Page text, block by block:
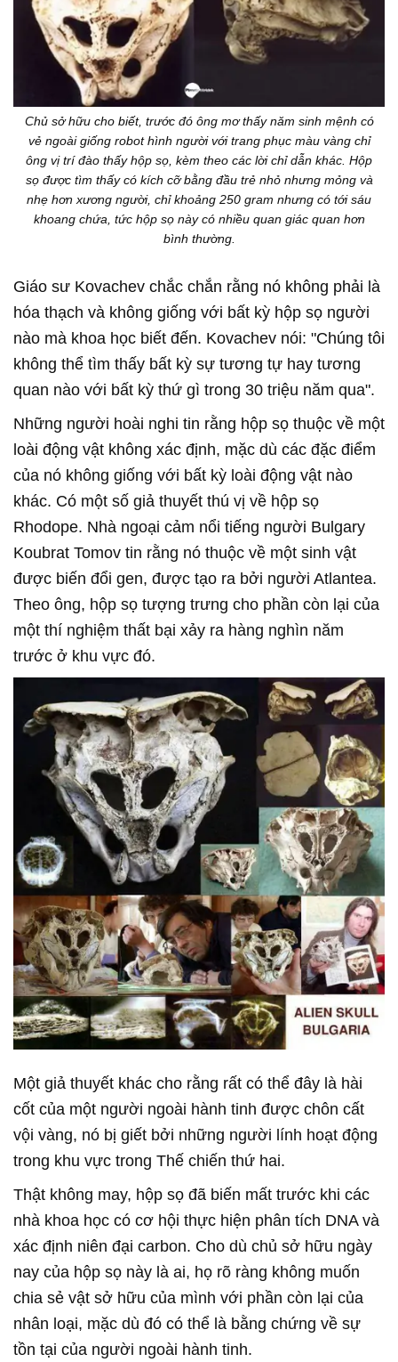
Chủ sở hữu cho biết, trước đó ông mơ thấy năm sinh mệnh có
vẻ ngoài giống robot hình người với trang phục màu vàng chỉ
ông vị trí đào thấy hộp sọ, kèm theo các lời chỉ dẫn khác. Hộp
sọ được tìm thấy có kích cỡ bằng đầu trẻ nhỏ nhưng mỏng và
nhẹ hơn xương người, chỉ khoảng 250 gram nhưng có tới sáu
khoang chứa, tức hộp sọ này có nhiều quan giác quan hơn
bình thường.
Giáo sư Kovachev chắc chắn rằng nó không phải là
hóa thạch và không giống với bất kỳ hộp sọ người
nào mà khoa học biết đến. Kovachev nói: "Chúng tôi
không thể tìm thấy bất kỳ sự tương tự hay tương
quan nào với bất kỳ thứ gì trong 30 triệu năm qua".
Những người hoài nghi tin rằng hộp sọ thuộc về một
loài động vật không xác định, mặc dù các đặc điểm
của nó không giống với bất kỳ loài động vật nào
khác. Có một số giả thuyết thú vị về hộp sọ
Rhodope. Nhà ngoại cảm nổi tiếng người Bulgary
Koubrat Tomov tin rằng nó thuộc về một sinh vật
được biến đổi gen, được tạo ra bởi người Atlantea.
Theo ông, hộp sọ tượng trưng cho phần còn lại của
một thí nghiệm thất bại xảy ra hàng nghìn năm
trước ở khu vực đó.
Một giả thuyết khác cho rằng rất có thể đây là hài
cốt của một người ngoài hành tinh được chôn cất
vội vàng, nó bị giết bởi những người lính hoạt động
trong khu vực trong Thế chiến thứ hai.
Thật không may, hộp sọ đã biến mất trước khi các
nhà khoa học có cơ hội thực hiện phân tích DNA và
xác định niên đại carbon. Cho dù chủ sở hữu ngày
nay của hộp sọ này là ai, họ rõ ràng không muốn
chia sẻ vật sở hữu của mình với phần còn lại của
nhân loại, mặc dù đó có thể là bằng chứng về sự
tồn tại của người ngoài hành tinh.